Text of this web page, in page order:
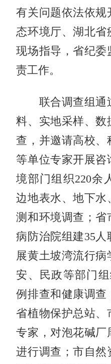
有关问题依法依规
态环境厅、湖北省
现场指导，省纪委
责工作。
联合调查组通
料、实地采样、数
查，并邀请高校、
等单位专家开展咨
境部门组织220余
边地表水、地下水
测和环境调查；省
病防治院组建35
展黄土坡湾流行
安、民政等部门
例排查和健康调查
省植物保护总站、
专家，对泡花碱
进行调查；市自